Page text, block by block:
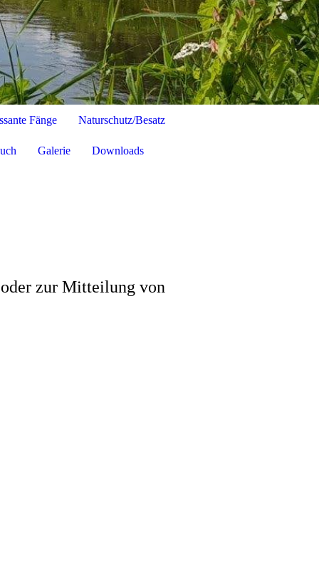
Fänge Naturschutz/Besatz
Galerie Downloads
zur Mitteilung von